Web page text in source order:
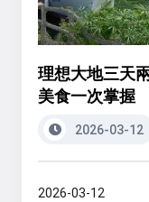
理想大地三天
美食一次掌握
2026-03-12
2026-03-12